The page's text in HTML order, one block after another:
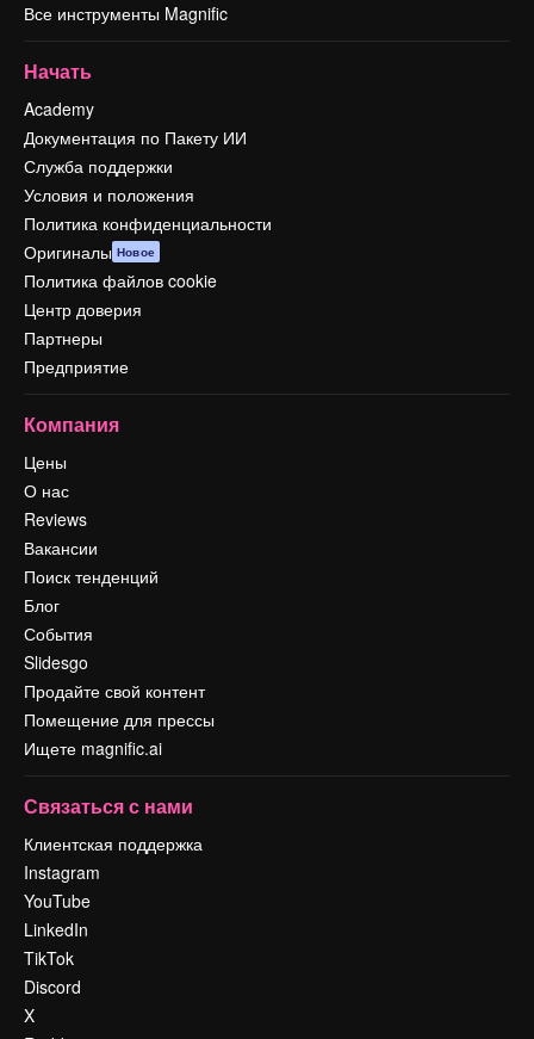
Все инструменты Magnific
Начать
Academy
Документация по Пакету ИИ
Служба поддержки
Условия и положения
Политика конфиденциальности
Оригиналы Новое
Политика файлов cookie
Центр доверия
Партнеры
Предприятие
Компания
Цены
О нас
Reviews
Вакансии
Поиск тенденций
Блог
События
Slidesgo
Продайте свой контент
Помещение для прессы
Ищете magnific.ai
Связаться с нами
Клиентская поддержка
Instagram
YouTube
LinkedIn
TikTok
Discord
X